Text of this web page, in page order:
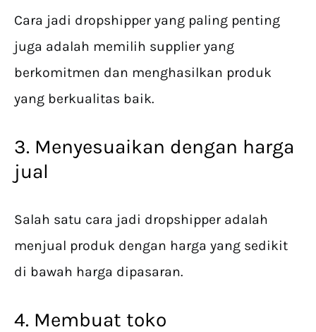
Cara jadi dropshipper yang paling penting
juga adalah memilih supplier yang
berkomitmen dan menghasilkan produk
yang berkualitas baik.
3. Menyesuaikan dengan harga
jual
Salah satu cara jadi dropshipper adalah
menjual produk dengan harga yang sedikit
di bawah harga dipasaran.
4. Membuat toko